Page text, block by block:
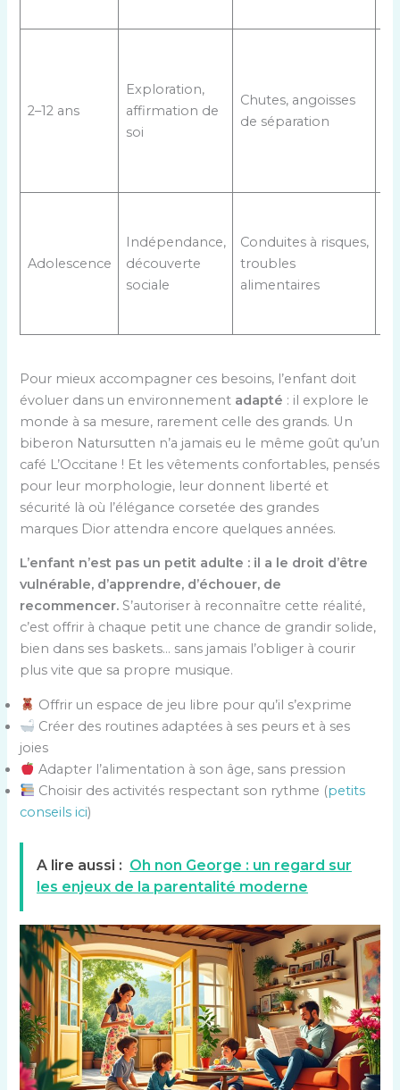
2–12 ans
Exploration,
affirmation de
soi
Chutes, angoisses
de séparation
Adolescence
Indépendance,
découverte
sociale
Conduites à risques,
troubles
alimentaires
Pour mieux accompagner ces besoins, l’enfant doit
évoluer dans un environnement adapté : il explore le
monde à sa mesure, rarement celle des grands. Un
biberon Natursutten n’a jamais eu le même goût qu’un
café L’Occitane ! Et les vêtements confortables, pensés
pour leur morphologie, leur donnent liberté et
sécurité là où l’élégance corsetée des grandes
marques Dior attendra encore quelques années.
L’enfant n’est pas un petit adulte : il a le droit d’être
vulnérable, d’apprendre, d’échouer, de
recommencer. S’autoriser à reconnaître cette réalité,
c’est offrir à chaque petit une chance de grandir solide,
bien dans ses baskets… sans jamais l’obliger à courir
plus vite que sa propre musique.
Offrir un espace de jeu libre pour qu’il s’exprime
Créer des routines adaptées à ses peurs et à ses
joies
Adapter l’alimentation à son âge, sans pression
Choisir des activités respectant son rythme (petits
conseils ici)
A lire aussi : Oh non George : un regard sur
les enjeux de la parentalité moderne